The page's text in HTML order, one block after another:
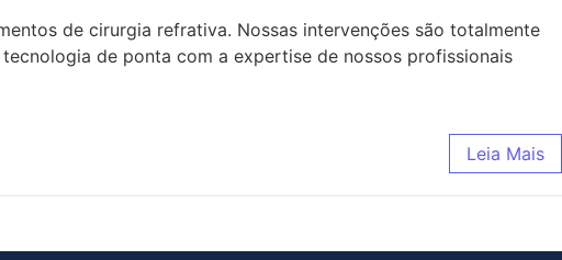
de cirurgia refrativa. Nossas intervenções são totalmente
de ponta com a expertise de nossos profissionais
Leia Mais